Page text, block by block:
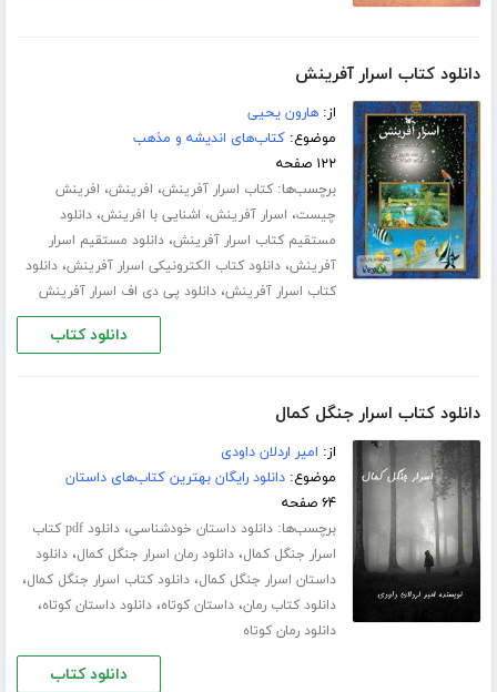
دانلود کتاب اسرار آفرینش
از:هارون یحیی
موضوع:کتاب‌های اندیشه و مذهب
۱۲۲ صفحه
برچسب‌ها:کتاب اسرار آفرینش، افرینش، افرینش
چیست، اسرار آفرینش، اشنایی با افرینش،دانلود
مستقیم کتاب اسرار آفرینش،دانلود مستقیم اسرار
آفرینش،دانلود کتاب الکترونیکی اسرار آفرینش،دانلود
کتاب اسرار آفرینش،دانلود پی دی اف اسرار آفرینش
دانلود کتاب
دانلود کتاب اسرار جنگل کمال
از: امیر اردلان داودی
موضوع:دانلود رایگان بهترین کتاب‌های داستان
۶۴ صفحه
برچسب‌ها:دانلود داستان خودشناسی،
دانلود pdf کتاب
اسرار جنگل کمال،دانلود رمان اسرار جنگل کمال،دانلود
داستان اسرار جنگل کمال،دانلود کتاب اسرار جنگل کمال،
دانلود کتاب رمان،داستان کوتاه،دانلود داستان کوتاه،
دانلود رمان کوتاه
دانلود کتاب